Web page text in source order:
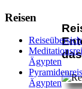
Reisen
Ägypten
Ägypten